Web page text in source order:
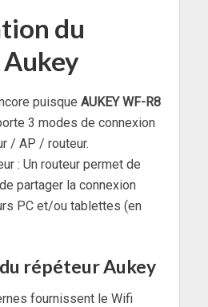
du
puisque AUKEY WF-R8
3 modes de connexion
/ AP / routeur.
: Un routeur permet de
partager la connexion
PC et/ou tablettes (en
répéteur Aukey
fournissent le Wifi